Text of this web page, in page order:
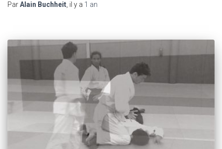
ParAlain Buchheit, il y a 1 an